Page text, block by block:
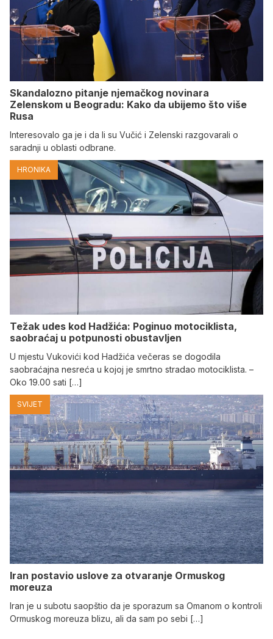
Skandalozno pitanje njemačkog novinara
Zelenskom u Beogradu: Kako da ubijemo što više
Rusa
Interesovalo ga je i da li su Vučić i Zelenski razgovarali o
saradnji u oblasti odbrane.
HRONIKA
Težak udes kod Hadžića: Poginuo motociklista,
saobraćaj u potpunosti obustavljen
U mjestu Vukovići kod Hadžića večeras se dogodila
saobraćajna nesreća u kojoj je smrtno stradao motociklista. –
Oko 19.00 sati […]
SVIJET
Iran postavio uslove za otvaranje Ormuskog
moreuza
Iran je u subotu saopštio da je sporazum sa Omanom o kontroli
Ormuskog moreuza blizu, ali da sam po sebi […]